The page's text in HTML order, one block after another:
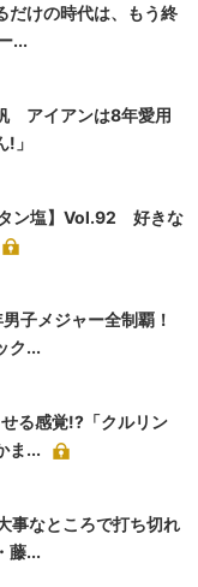
だけの時代は、もう終
...
アイアンは8年愛用
!」
タン塩】Vol.92 好きな
子メジャー全制覇！
ク...
る感覚!?「クルリン
ま...
事なところで打ち切れ
藤...